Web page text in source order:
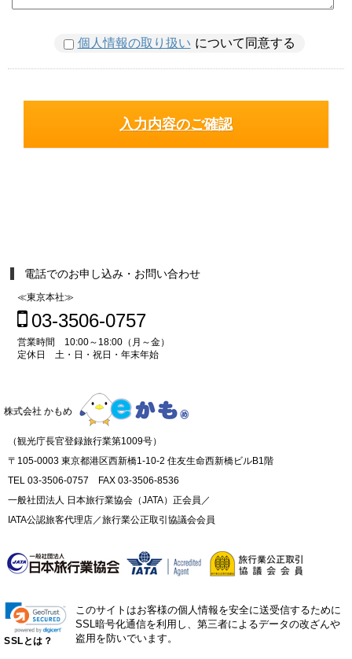
個人情報の取り扱い について同意する
電話でのお申し込み・お問い合わせ
≪東京本社≫
03-3506-0757
営業時間 10:00～18:00（月～金）
定休日 土・日・祝日・年末年始
株式会社 かもめ
（観光庁長官登録旅行業第1009号）
〒105-0003 東京都港区西新橋1-10-2 住友生命西新橋ビルB1階
TEL 03-3506-0757 FAX 03-3506-8536
一般社団法人 日本旅行業協会（JATA）正会員／
IATA公認旅客代理店／旅行業公正取引協議会会員
SSLとは？
このサイトはお客様の個人情報を安全に送受信するために
SSL暗号化通信を利用し、第三者によるデータの改ざんや
盗用を防いでいます。